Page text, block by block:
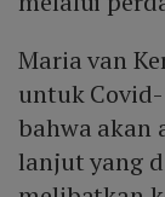
Maria van
untuk
bahwa akan
lanjut yang